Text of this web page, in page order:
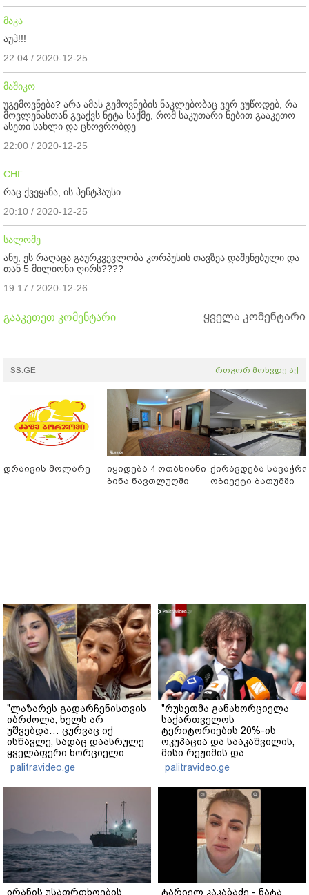
მაკა
აუჰ!!!
22:04 / 2020-12-25
მაშიკო
უგემოვნება? არა ამას გემოვნების ნაკლებობაც ვერ ვუწოდებ, რა
მოვლენასთან გვაქვს ნეტა საქმე, რომ საკუთარი ნებით გააკეთო
ასეთი სახლი და ცხოვრობდე
22:00 / 2020-12-25
СНГ
რაც ქვეყანა, ის პენტჰაუსი
20:10 / 2020-12-25
სალომე
ანუ, ეს რაღაცა გაურკვევლობა კორპუსის თავზეა დაშენებული და
თან 5 მილიონი ღირს????
19:17 / 2020-12-26
გააკეთეთ კომენტარი ყველა კომენტარი
SS.GE როგორ მოხვდე აქ
დრაივის მოლარე
იყიდება 4 ოთახიანი
ბინა ნავთლუღში
ქირავდება სავაჭრო
ობიექტი ბათუმში
"ლაზარეს გადარჩენისთვის
იბრძოლა, ხელს არ
უშვებდა… ცურვაც იქ
ისწავლე, სადაც დაასრულე
ყველაფერი ხორციელი
ცხოვრებიდან" – რას წერს
ხობში დაღუპული დედა-
შვილის ახლობელი?
palitravideo.ge
"რუსეთმა განახორციელა
საქართველოს
ტერიტორიების 20%-ის
ოკუპაცია და სააკაშვილის,
მისი რეჟიმის და
"ნაცმოძრაობის" ღალატი
ვერანაირად ვერ
გადაფარავს ამ
დანაშაულს" - ირაკლი
კობახიძე
palitravideo.ge
ირანის უსაფრთხოების ტარიელ კაკაბაძე - ნატა